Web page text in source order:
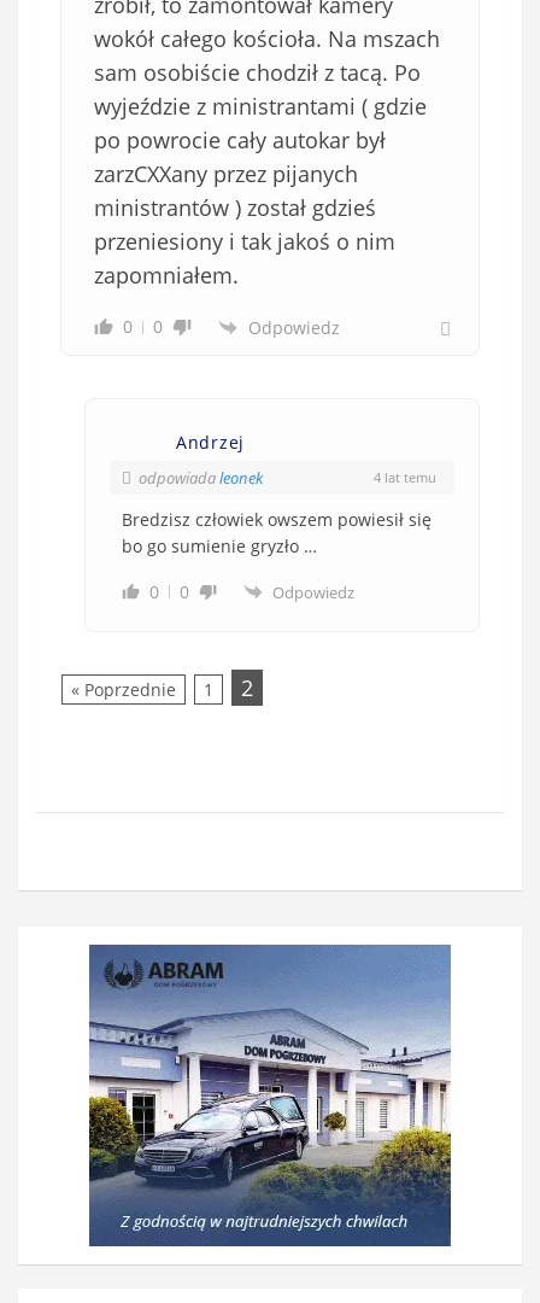
wokół całego kościoła. Na mszach
sam osobiście chodził z tacą. Po
wyjeździe z ministrantami ( gdzie
po powrocie cały autokar był
zarzCXXany przez pijanych
ministrantów ) został gdzieś
przeniesiony i tak jakoś o nim
zapomniałem.
0 0 Odpowiedz
Andrzej
odpowiadaleonek 4 lat temu
Bredzisz człowiek owszem powiesił się
bo go sumienie gryzło …
0
0 Odpowiedz
« Poprzednie 1 2